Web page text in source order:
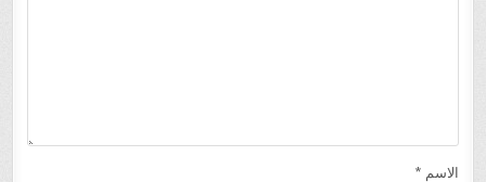
الاسم *